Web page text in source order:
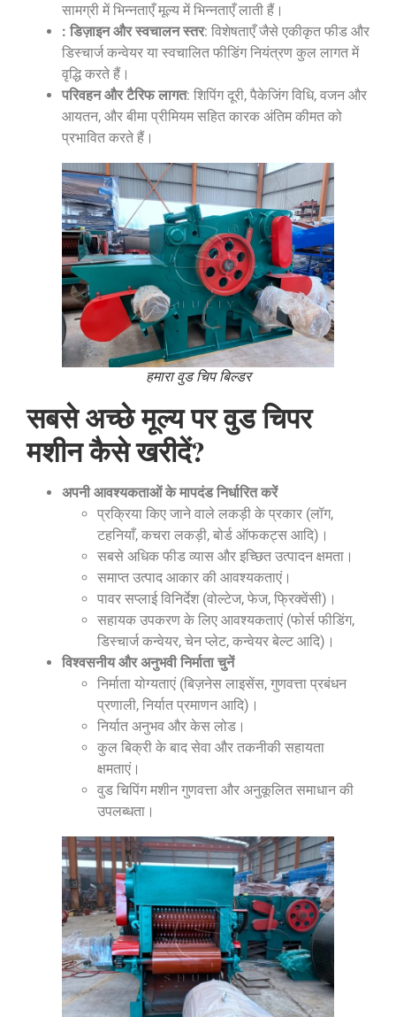
सामग्री में भिन्नताएँ मूल्य में भिन्नताएँ लाती हैं।
: डिज़ाइन और स्वचालन स्तर: विशेषताएँ जैसे एकीकृत फीड और
डिस्चार्ज कन्वेयर या स्वचालित फीडिंग नियंत्रण कुल लागत में
वृद्धि करते हैं।
परिवहन और टैरिफ लागत: शिपिंग दूरी, पैकेजिंग विधि, वजन और
आयतन, और बीमा प्रीमियम सहित कारक अंतिम कीमत को
प्रभावित करते हैं।
हमारा वुड चिप बिल्डर
सबसे अच्छे मूल्य पर वुड चिपर
मशीन कैसे खरीदें?
अपनी आवश्यकताओं के मापदंड निर्धारित करें
प्रक्रिया किए जाने वाले लकड़ी के प्रकार (लॉग,
टहनियाँ, कचरा लकड़ी, बोर्ड ऑफकट्स आदि)।
सबसे अधिक फीड व्यास और इच्छित उत्पादन क्षमता।
समाप्त उत्पाद आकार की आवश्यकताएं।
पावर सप्लाई विनिर्देश (वोल्टेज, फेज, फ्रिक्वेंसी)।
सहायक उपकरण के लिए आवश्यकताएं (फोर्स फीडिंग,
डिस्चार्ज कन्वेयर, चेन प्लेट, कन्वेयर बेल्ट आदि)।
विश्वसनीय और अनुभवी निर्माता चुनें
निर्माता योग्यताएं (बिज़नेस लाइसेंस, गुणवत्ता प्रबंधन
प्रणाली, निर्यात प्रमाणन आदि)।
निर्यात अनुभव और केस लोड।
कुल बिक्री के बाद सेवा और तकनीकी सहायता
क्षमताएं।
वुड चिपिंग मशीन गुणवत्ता और अनुकूलित समाधान की
उपलब्धता।